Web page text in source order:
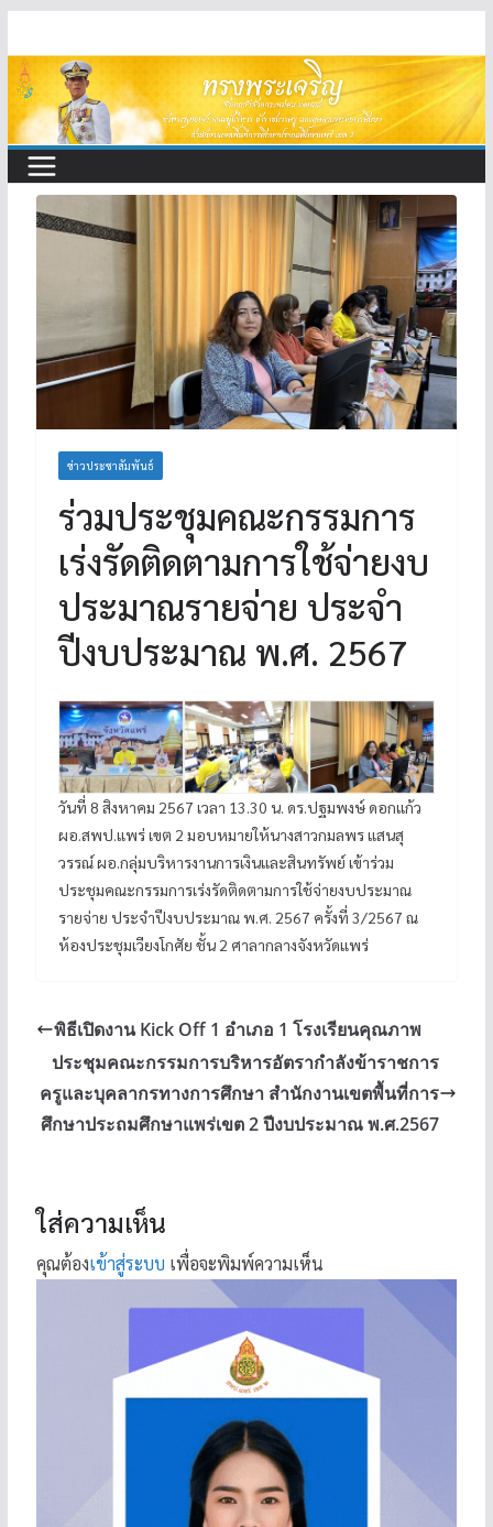
to
content
ข่าวประชาสัมพันธ์
ร่วมประชุมคณะกรรมการ
เร่งรัดติดตามการใช้จ่ายงบ
ประมาณรายจ่าย ประจำ
ปีงบประมาณ พ.ศ. 2567
วันที่ 8 สิงหาคม 2567 เวลา 13.30 น. ดร.ปฐมพงษ์ ดอกแก้ว
ผอ.สพป.แพร่ เขต 2 มอบหมายให้นางสาวกมลพร แสนสุ
วรรณ์ ผอ.กลุ่มบริหารงานการเงินและสินทรัพย์ เข้าร่วม
ประชุมคณะกรรมการเร่งรัดติดตามการใช้จ่ายงบประมาณ
รายจ่าย ประจำปีงบประมาณ พ.ศ. 2567 ครั้งที่ 3/2567 ณ
ห้องประชุมเวียงโกศัย ชั้น 2 ศาลากลางจังหวัดแพร่
พิธีเปิดงาน Kick Off 1 อำเภอ 1 โรงเรียนคุณภาพ
ประชุมคณะกรรมการบริหารอัตรากำลังข้าราชการ
ครูและบุคลากรทางการศึกษา สำนักงานเขตพื้นที่การ
ศึกษาประถมศึกษาแพร่เขต 2 ปีงบประมาณ พ.ศ.2567
ใส่ความเห็น
คุณต้องเข้าสู่ระบบ เพื่อจะพิมพ์ความเห็น